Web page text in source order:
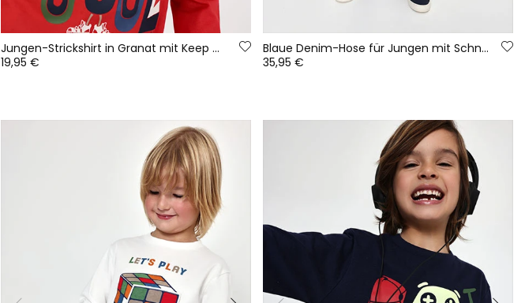
Jungen-Strickshirt in Granat mit Keep Cool-Aufdruck
19,95 €
Blaue Denim-Hose für Jungen mit Schnürband
35,95 €